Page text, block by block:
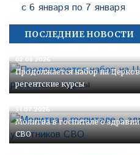
с 6 января по 7 января
ПОСЛЕДНИЕ НОВОСТИ
02.08.2026
Продолжается набор на
регентские курсы
31.07.2026
Молитва в госпитале о
СВО